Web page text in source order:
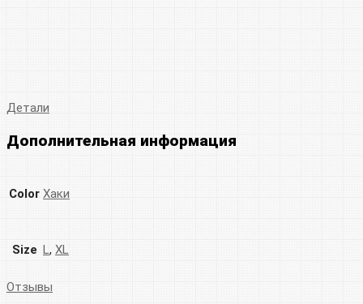
Детали
Дополнительная информация
Color Хаки
Size L, XL
Отзывы